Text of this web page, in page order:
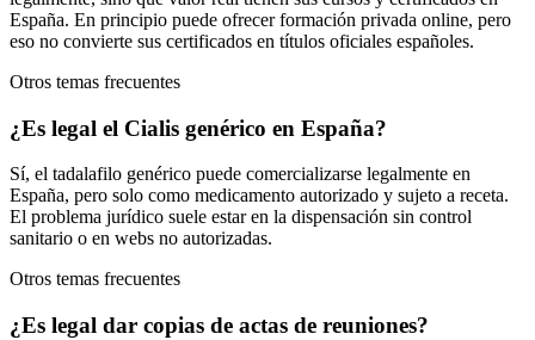
España. En principio puede ofrecer formación privada online, pero
eso no convierte sus certificados en títulos oficiales españoles.
Otros temas frecuentes
¿Es legal el Cialis genérico en España?
Sí, el tadalafilo genérico puede comercializarse legalmente en
España, pero solo como medicamento autorizado y sujeto a receta.
El problema jurídico suele estar en la dispensación sin control
sanitario o en webs no autorizadas.
Otros temas frecuentes
¿Es legal dar copias de actas de reuniones?